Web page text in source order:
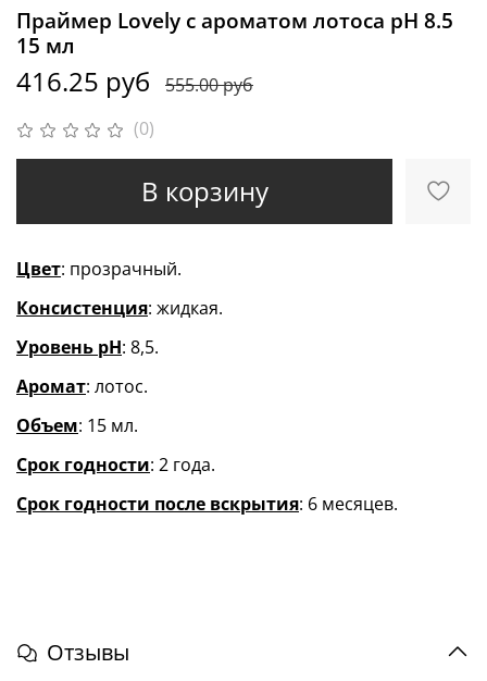
(0)
Праймер Lovely с ароматом лотоса рН 8.5
15 мл
416.25 руб 555.00 руб
В корзину
Цвет: прозрачный.
Консистенция: жидкая.
Уровень pH: 8,5.
Аромат: лотос.
Объем: 15 мл.
Срок годности: 2 года.
Срок годности после вскрытия: 6 месяцев.
Отзывы